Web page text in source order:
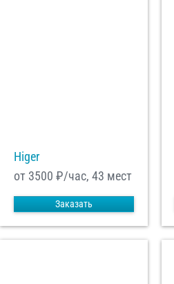
Higer
от 3500 ₽/час, 43 мест
Заказать